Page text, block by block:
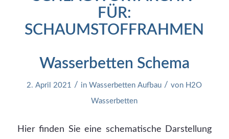
FÜR:
SCHAUMSTOFFRAHMEN
Wasserbetten Schema
2. April 2021 / inWasserbetten Aufbau / von H2O
Wasserbetten
Hier finden Sie eine schematische Darstellung